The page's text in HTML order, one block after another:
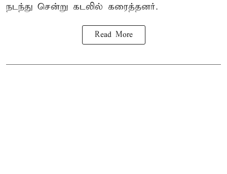
நடந்து சென்று கடலில் கரைத்தனர்.
Read More